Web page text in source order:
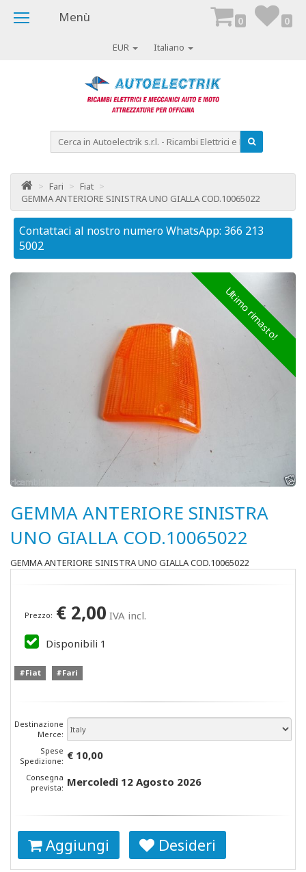
EUR Italiano
0 0
Menù
> Fari > Fiat >
GEMMA ANTERIORE SINISTRA UNO GIALLA COD.10065022
Contattaci al nostro numero WhatsApp: 366 213
5002
Ultimo rimasto!
GEMMA ANTERIORE SINISTRA
UNO GIALLA COD.10065022
GEMMA ANTERIORE SINISTRA UNO GIALLA COD.10065022
Prezzo: € 2,00 IVA incl.
Disponibili 1
#Fiat #Fari
Destinazione
Merce:
Spese
Spedizione: € 10,00
Consegna
prevista: Mercoledì 12 Agosto 2026
Aggiungi Desideri